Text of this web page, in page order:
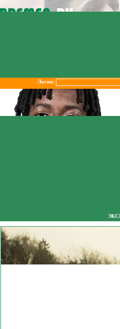
Логин: